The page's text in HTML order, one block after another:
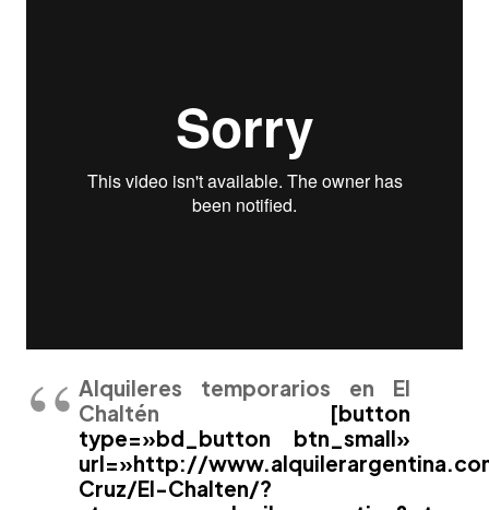
Alquileres temporarios en El
Chaltén [button
type=»bd_button btn_small»
url=»http://
Cruz/El-Chalten/?